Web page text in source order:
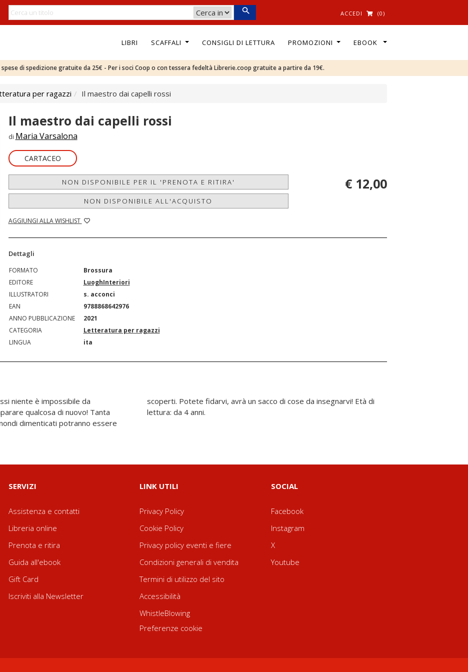
ACCEDI (0)
LIBRI SCAFFALI CONSIGLI DI LETTURA PROMOZIONI EBOOK
di spedizione gratuite da 25€ - Per i soci Coop o con tessera fedeltà Librerie.coop gratuite a partire da 19€.
per ragazzi Il maestro dai capelli rossi
Il maestro dai capelli rossi
di Maria Varsalona
CARTACEO
NON DISPONIBILE PER IL 'PRENOTA E RITIRA'
NON DISPONIBILE ALL'ACQUISTO
AGGIUNGI ALLA WISHLIST
€ 12,00
Dettagli
FORMATO
Brossura
EDITORE
LuoghInteriori
ILLUSTRATORI
s. acconci
EAN
9788868642976
ANNO PUBBLICAZIONE
2021
CATEGORIA
Letteratura per ragazzi
LINGUA
ita
niente è impossibile da
qualcosa di nuovo! Tanta
dimenticati potranno essere
di cose da insegnarvi! Età di
lettura: da 4 anni.
SERVIZI
Assistenza e contatti
Libreria online
Prenota e ritira
Guida all'ebook
Gift Card
Iscriviti alla Newsletter
LINK UTILI
Privacy Policy
Cookie Policy
Privacy policy eventi e fiere
Condizioni generali di vendita
Termini di utilizzo del sito
Accessibilità
WhistleBlowing
Preferenze cookie
SOCIAL
Facebook
Instagram
X
Youtube